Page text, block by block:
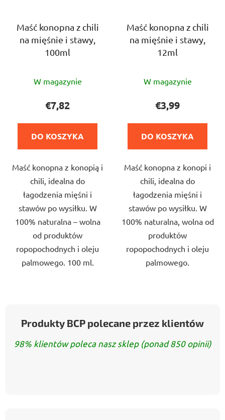
Maść konopna z chili
na mięśnie i stawy,
100ml
ocena
wynosi
5,0
na
gwiazdek.
W magazynie
€7,82
DO KOSZYKA
Maść konopna z konopią i
chili, idealna do
łagodzenia mięśni i
stawów po wysiłku. W
100% naturalna – wolna
od produktów
ropopochodnych i oleju
palmowego. 100 ml.
Maść konopna z chili
na mięśnie i stawy,
12ml
ocena
wynosi
4,5
na
gwiazdek.
W magazynie
€3,99
DO KOSZYKA
Maść konopna z konopi i
chili, idealna do
łagodzenia mięśni i
stawów po wysiłku. W
100% naturalna, wolna od
produktów
ropopochodnych i oleju
palmowego.
Produkty BCP polecane przez klientów
98% klientów poleca nasz sklep (ponad 850 opinii)